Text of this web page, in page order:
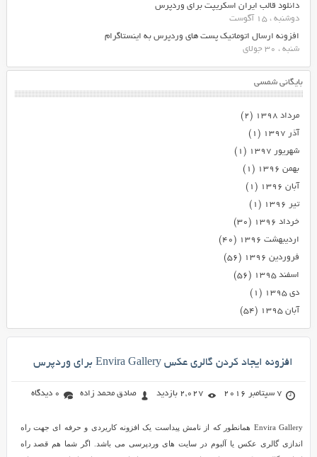
دانلود قالب ایران اسکریپت برای وردپرس
دوشنبه ، 15 آگوست
افزونه ارسال اتوماتیک پست های وردپرس به اینستاگرام
شنبه ، 30 جولای
بایگانی شمسی
مرداد ۱۳۹۸
(۲)
آذر ۱۳۹۷
(۱)
شهریور ۱۳۹۷
(۱)
بهمن ۱۳۹۶
(۱)
آبان ۱۳۹۶
(۱)
تیر ۱۳۹۶
(۱)
خرداد ۱۳۹۶
(۳۰)
اردیبهشت ۱۳۹۶
(۴۰)
فروردین ۱۳۹۶
(۵۶)
اسفند ۱۳۹۵
(۵۶)
دی ۱۳۹۵
(۱)
آبان ۱۳۹۵
(۵۴)
افزونه ایجاد کردن گالری عکس Envira Gallery برای وردپرس
7 سپتامبر 2016 2,027 بازدید صادق محمد زاده 0 دیدگاه
Envira Gallery همانطور که از نامش پیداست یک افزونه کاریردی و حرفه ای جهت راه
اندازی گالری عکس یا آلبوم در سایت های وردپرسی می باشد. اگر شما هم قصد راه